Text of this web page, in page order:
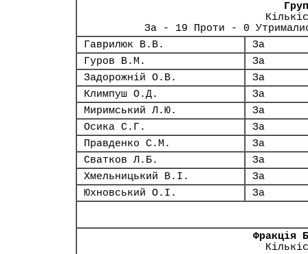
За - 19 Проти - 0
Гаврилюк В.В.
За
Гуров В.М.
За
Задорожній О.В.
За
Климпуш О.Д.
За
Миримський Л.Ю.
За
Осика С.Г.
За
Правденко С.М.
За
Сватков Л.Б.
За
Хмельницький В.І.
За
Юхновський О.І.
За
Фракція